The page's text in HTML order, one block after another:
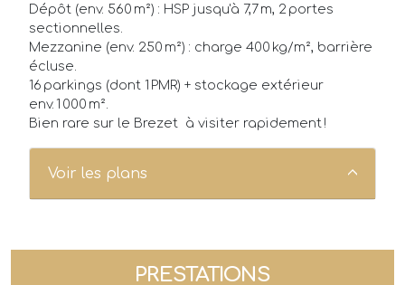
Propriétaires/Bailleurs
Actualités
Qui sommes-nous ?
FAQ
Dépôt (env. 560 m²) : HSP jusqu'à 7,7 m, 2 portes
sectionnelles.
Mezzanine (env. 250 m²) : charge 400 kg/m², barrière
écluse.
16 parkings (dont 1 PMR) + stockage extérieur
env. 1 000 m².
Bien rare sur le Brezet  à visiter rapidement !
Voir les plans
PRESTATIONS